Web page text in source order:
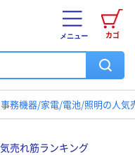
カゴ
メニュー
事務機器/家電/電池/照明の人気
気売れ筋ランキング